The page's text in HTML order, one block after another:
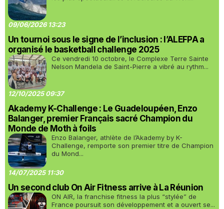
09/06/2026 13:23
Un tournoi sous le signe de l’inclusion : l’ALEFPA a
organisé le basketball challenge 2025
Ce vendredi 10 octobre, le Complexe Terre Sainte
Nelson Mandela de Saint-Pierre a vibré au rythm...
12/10/2025 09:37
Akademy K-Challenge : Le Guadeloupéen, Enzo
Balanger, premier Français sacré Champion du
Monde de Moth à foils
Enzo Balanger, athlète de l’Akademy by K-
Challenge, remporte son premier titre de Champion
du Mond...
14/07/2025 11:30
Un second club On Air Fitness arrive à La Réunion
ON AIR, la franchise fitness la plus “stylée” de
France poursuit son développement et a ouvert se...